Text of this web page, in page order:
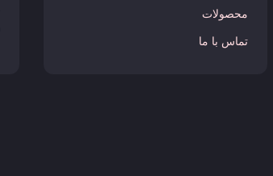
محصولات
تماس با ما